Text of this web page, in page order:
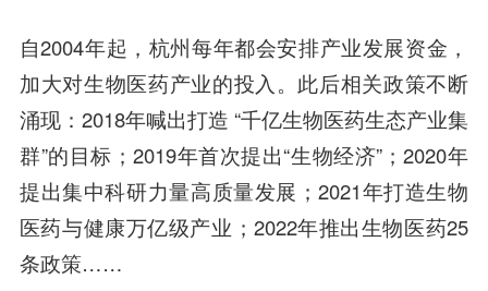
自2004年起，杭州每年都会安排产业发展资金，
加大对生物医药产业的投入。此后相关政策不断
涌现：2018年喊出打造 “千亿生物医药生态产业集
群”的目标；2019年首次提出“生物经济”；2020年
提出集中科研力量高质量发展；2021年打造生物
医药与健康万亿级产业；2022年推出生物医药25
条政策……